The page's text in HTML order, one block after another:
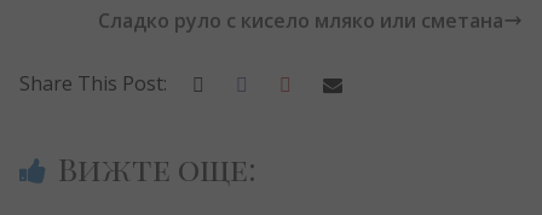
Сладко руло с кисело мляко или сметана
Share This Post:
Вижте още: